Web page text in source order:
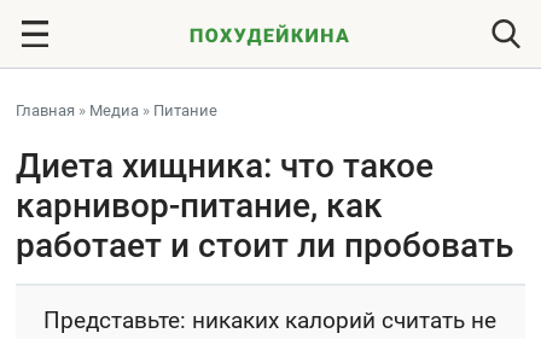
Главная » Медиа » Питание
Диета хищника: что такое
карнивор-питание, как
работает и стоит ли пробовать
Представьте: никаких калорий считать не